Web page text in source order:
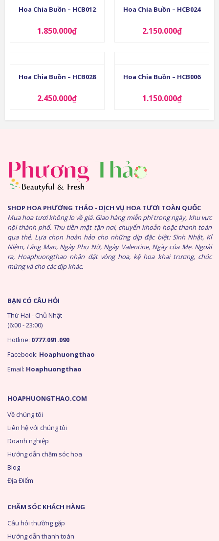
Hoa Chia Buồn – HCB012
1.850.000₫
Hoa Chia Buồn – HCB024
2.150.000₫
Hoa Chia Buồn – HCB028
2.450.000₫
Hoa Chia Buồn – HCB006
1.150.000₫
SHOP HOA PHƯƠNG THẢO - DỊCH VỤ HOA TƯƠI TOÀN QUỐC
Mua hoa tươi không lo về giá. Giao hàng miễn phí trong ngày, khu vực
nội thành phố. Thu tiền mặt tận nơi, chuyển khoản hoặc thanh toán
qua thẻ. Lựa chọn hoàn hảo cho những dịp đặc biệt: Sinh Nhật, Kỉ
Niệm, Lãng Mạn, Ngày Phụ Nữ, Ngày Valentine, Ngày của Mẹ. Ngoài
ra, Hoaphuongthao nhận đặt vòng hoa, kệ hoa khai trương, chúc
mừng và cho các dịp khác.
HOAPHUONGTHAO.COM
Về chúng tôi
Liên hệ với chúng tôi
Doanh nghiệp
Hướng dẫn chăm sóc hoa
Blog
Địa Điểm
CHĂM SÓC KHÁCH HÀNG
Câu hỏi thường gặp
Hướng dẫn thanh toán
BẠN CÓ CÂU HỎI
Thứ Hai - Chủ Nhật
(6:00 - 23:00)
Hotline: 0777.091.090
Facebook: Hoaphuongthao
Email: Hoaphuongthao